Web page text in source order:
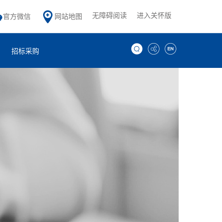
官方微信 网站地图 无障碍阅读 进入关怀版
招标采购